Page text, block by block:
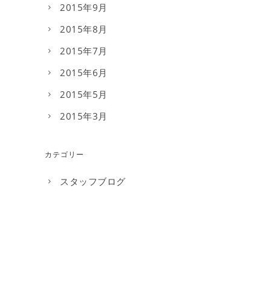
2015年9月
2015年8月
2015年7月
2015年6月
2015年5月
2015年3月
カテゴリー
スタッフブログ